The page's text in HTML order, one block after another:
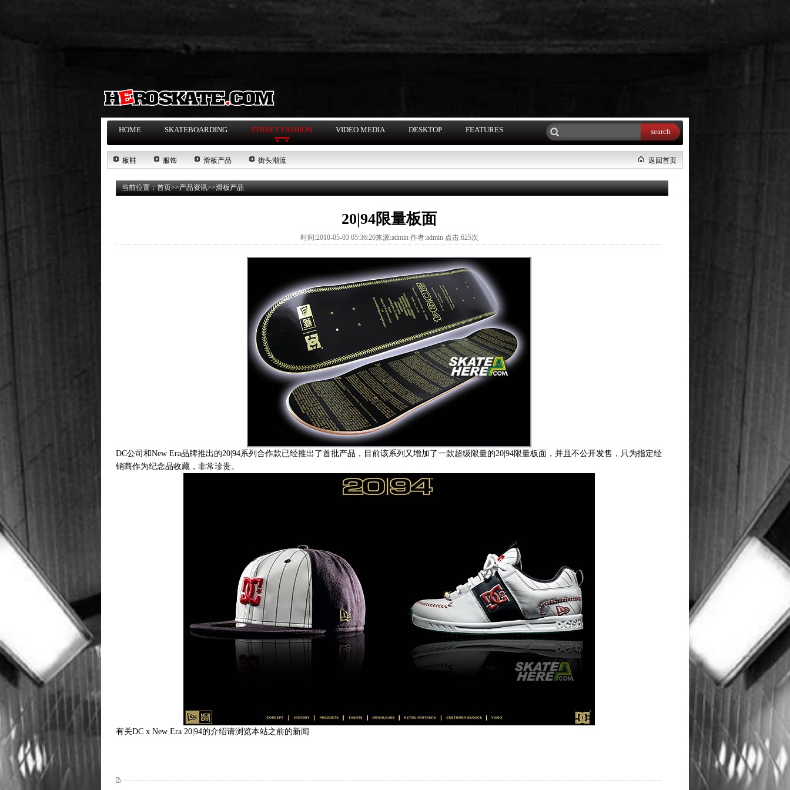
HOME SKATEBOARDING STREET FASHION VIDEO MEDIA DESKTOP FEATURES search
返回首页
板鞋 服饰 滑板产品 街头潮流
当前位置：首页>>产品资讯>>滑板产品
20|94限量板面
时间:2010-05-03 05:36:20来源:admin 作者:admin 点击:625次
DC公司和New Era品牌推出的20|94系列合作款已经推出了首批产品，目前该系列又增加了一款超级限量的20|94限量板面，并且不公开发售，只为指定经
销商作为纪念品收藏，非常珍贵。
有关DC x New Era 20|94的介绍请浏览本站之前的新闻